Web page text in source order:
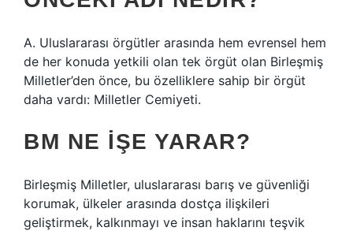
A. Uluslararası örgütler arasında hem evrensel hem
de her konuda yetkili olan tek örgüt olan Birleşmiş
Milletler’den önce, bu özelliklere sahip bir örgüt
daha vardı: Milletler Cemiyeti.
BM NE IŞE YARAR?
Birleşmiş Milletler, uluslararası barış ve güvenliği
korumak, ülkeler arasında dostça ilişkileri
geliştirmek, kalkınmayı ve insan haklarını teşvik